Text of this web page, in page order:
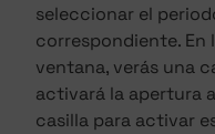
seleccionar el
correspondiente. En
ventana, verás una
activará la apertura
casilla para activar